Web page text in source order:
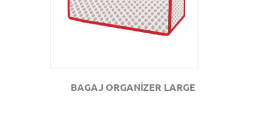
BAGAJ ORGANİZER LARGE